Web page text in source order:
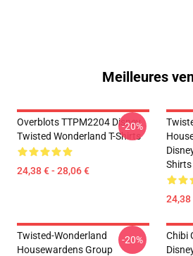
Meilleures
Overblots TTPM2204 Disney
Twisted Wonderland T-Shirts
24,38 € - 28,06 €
-20%
Shirts
24,38
Twisted-Wonderland
Housewardens Group
-20%
Chibi